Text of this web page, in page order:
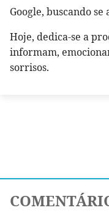
Google, buscando
Hoje, dedica-se a
informam,
sorrisos.